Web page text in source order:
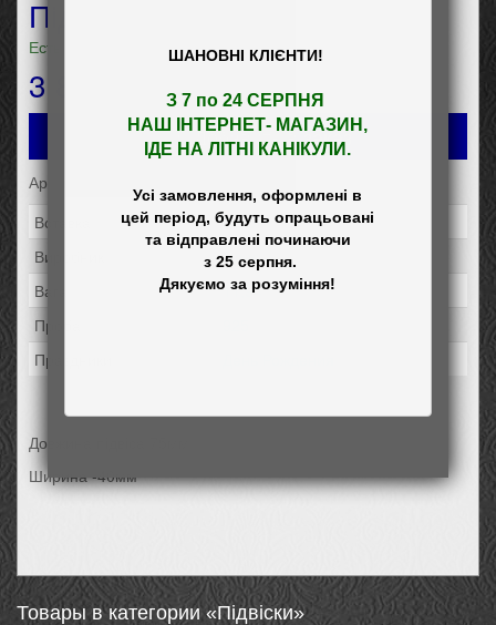
ШАНОВНІ КЛІЄНТИ!
З 7 по 24 СЕРПНЯ
НАШ
ІНТЕРНЕТ- МАГАЗИН ,
ІДЕ НА ЛІТНІ КАНІКУЛИ.
Усі замовлення, оформлені в
цей період, будуть опрацьовані
та відправлені починаючи
Пiдвiс Ламинарія1
Есть в наличии
3 852
Добавить в заказ
Артикул: 30071h
Вставка:
Перли
Виробник:
Элис
Вага:
11,94
Проба:
Праздники:
Довжина підвіса 75мм
Ширина -40мм
Товары в категории «Підвіски»